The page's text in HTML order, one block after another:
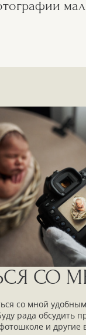
СО
со мной
рада обсудить
и другие